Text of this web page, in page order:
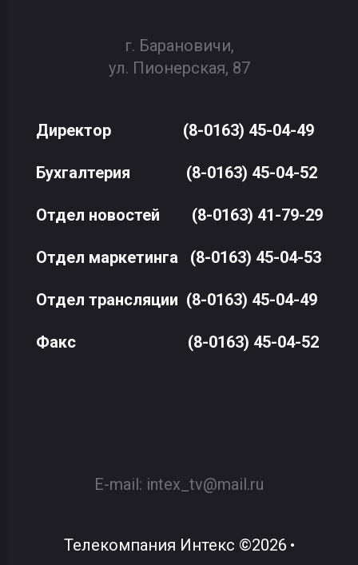
г. Барановичи,
ул. Пионерская, 87
Директор (8-0163) 45-04-49
Бухгалтерия (8-0163) 45-04-52
Отдел новостей (8-0163) 41-79-29
Отдел маркетинга (8-0163) 45-04-53
Отдел трансляции (8-0163) 45-04-49
Факс(8-0163) 45-04-52
E-mail: intex_tv@mail.ru
Телекомпания Интекс ©2026